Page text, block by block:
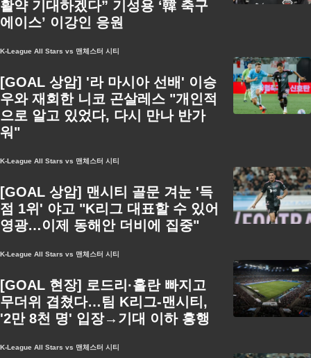
활약 기대하겠다” 기성용 ‘韓 축구
에이스’ 이강인 응원
K-League All Stars vs 맨체스터 시티
[GOAL 상암] '라 마시아 선배' 이승
우와 재회한 니코 곤살레스 "개인적
으로 알고 있었다, 다시 만나 반가
워"
K-League All Stars vs 맨체스터 시티
[GOAL 상암] 맨시티 골문 겨눈 '득
점 1위' 야고 "K리그 대표할 수 있어
영광…이제 동해안 더비에 집중"
K-League All Stars vs 맨체스터 시티
[GOAL 현장] 로드리·홀란 빠지고
무더위 겹쳤다…팀 K리그-맨시티,
'2만 8천 명' 입장→기대 이하 흥행
K-League All Stars vs 맨체스터 시티